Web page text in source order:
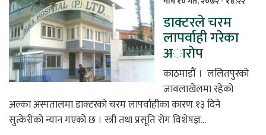
डाक्टरले चरम
लापर्वाही गरेका
अाराेप
काठमाडौं । ललितपुरको
जावलाखेलमा रहेको
अल्का अस्पतालमा डाक्टरको चरम लापर्वाहीका कारण १३ दिने
सुत्केरीको न्यान गएको छ । स्त्री तथा प्रसूति रोग विशेषज्ञ...